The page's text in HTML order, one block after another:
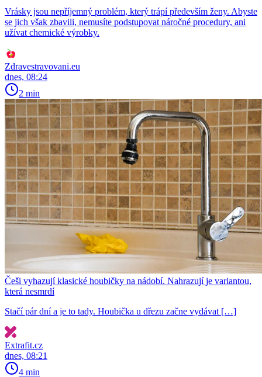
Vrásky jsou nepříjemný problém, který trápí především ženy. Abyste
se jich však zbavili, nemusíte podstupovat náročné procedury, ani
užívat chemické výrobky.
Zdravestravovani.eu
dnes, 08:24
2 min
Češi vyhazují klasické houbičky na nádobí. Nahrazují je variantou,
která nesmrdí
Stačí pár dní a je to tady. Houbička u dřezu začne vydávat […]
Extrafit.cz
dnes, 08:21
4 min